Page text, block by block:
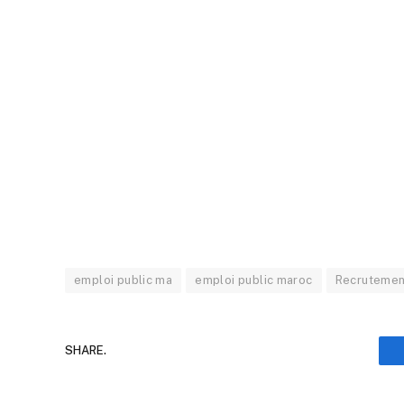
emploi public ma emploi public maroc
SHARE.